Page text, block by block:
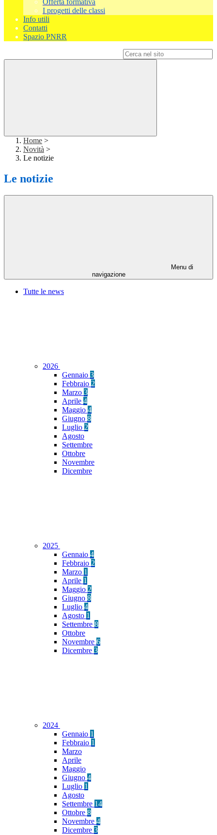
Offerta formativa
I progetti delle classi
Info utili
Contatti
Spazio PNRR
Home >
Novità >
Le notizie
Le notizie
Menu di
navigazione
Tutte le news
2026
Gennaio 3
Febbraio 2
Marzo 3
Aprile 4
Maggio 4
Giugno 8
Luglio 2
Agosto
Settembre
Ottobre
Novembre
Dicembre
2025
Gennaio 4
Febbraio 2
Marzo 1
Aprile 1
Maggio 2
Giugno 8
Luglio 4
Agosto 1
Settembre 8
Ottobre
Novembre 6
Dicembre 3
2024
Gennaio 1
Febbraio 1
Marzo
Aprile
Maggio
Giugno 4
Luglio 1
Agosto
Settembre 14
Ottobre 8
Novembre 4
Dicembre 3